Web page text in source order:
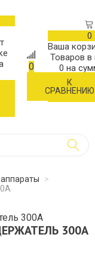
0
К
СРАВНЕНИЮ
0
Ваша
Товаров в
0 на
>
300А